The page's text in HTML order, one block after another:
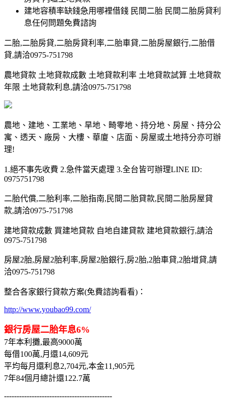
建地容積率缺錢急用哪裡借錢 民間二胎 民間二胎房貸利
息任何問題免費諮詢
二胎,二胎房貸,二胎房貸利率,二胎車貸,二胎房屋銀行,二胎借
貸,請洽0975-751798
農地貸款 土地貸款成數 土地貸款利率 土地貸款試算 土地貸款
年限 土地貸款利息,請洽0975-751798
農地、建地、工業地、旱地、畸零地、持分地、房屋、持分公
寓、透天、廠房、大樓、華廈、店面、房屋或土地持分亦可辦
理!
1.絕不事先收費 2.急件當天處理 3.全台皆可辦理LINE ID:
0975751798
二胎代償,二胎利率,二胎指南,民間二胎貸款,民間二胎房屋貸
款,請洽0975-751798
建地貸款成數 買建地貸款 自地自建貸款 建地貸款銀行,請洽
0975-751798
房屋2胎,房屋2胎利率,房屋2胎銀行,房2胎,2胎車貸,2胎增貸,請
洽0975-751798
整合各家銀行貸款方案(免費諮詢看看)：
http://www.youbao99.com/
銀行房屋二胎年息6%
7年本利攤,最高9000萬
每借100萬,月還14,609元
平均每月還利息2,704元,本金11,905元
7年84個月總計還122.7萬
-------------------------------------------